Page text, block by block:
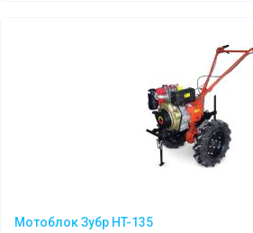
Мотоблок Зубр HT-135